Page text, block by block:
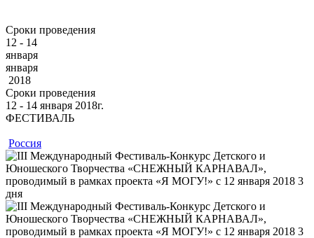
Сроки проведения
12 - 14
января
января
2018
Сроки проведения
12 ‐ 14 января 2018г.
ФЕСТИВАЛЬ
Россия